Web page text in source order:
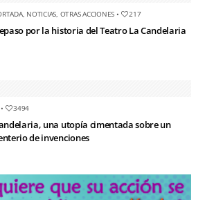
, NOTICIAS OTRAS ACCIONES • 217
por la historia del Teatro La Candelaria
• 3494
una utopía cimentada sobre un
de invenciones